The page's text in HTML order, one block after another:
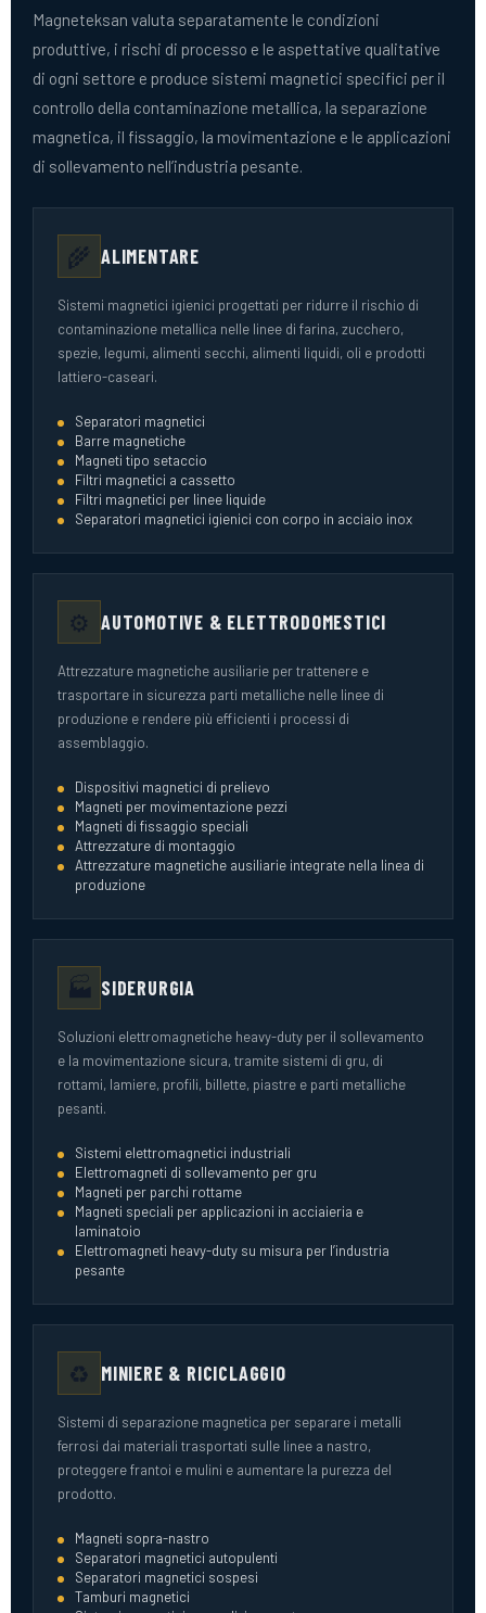
Magneteksan valuta separatamente le condizioni
produttive, i rischi di processo e le aspettative qualitative
di ogni settore e produce sistemi magnetici specifici per il
controllo della contaminazione metallica, la separazione
magnetica, il fissaggio, la movimentazione e le applicazioni
di sollevamento nell’industria pesante.
🌾 ALIMENTARE
Sistemi magnetici igienici progettati per ridurre il rischio di
contaminazione metallica nelle linee di farina, zucchero,
spezie, legumi, alimenti secchi, alimenti liquidi, oli e prodotti
lattiero-caseari.
Separatori magnetici
Barre magnetiche
Magneti tipo setaccio
Filtri magnetici a cassetto
Filtri magnetici per linee liquide
Separatori magnetici igienici con corpo in acciaio inox
⚙️ AUTOMOTIVE & ELETTRODOMESTICI
Attrezzature magnetiche ausiliarie per trattenere e
trasportare in sicurezza parti metalliche nelle linee di
produzione e rendere più efficienti i processi di
assemblaggio.
Dispositivi magnetici di prelievo
Magneti per movimentazione pezzi
Magneti di fissaggio speciali
Attrezzature di montaggio
Attrezzature magnetiche ausiliarie integrate nella linea di
produzione
🏭 SIDERURGIA
Soluzioni elettromagnetiche heavy-duty per il sollevamento
e la movimentazione sicura, tramite sistemi di gru, di
rottami, lamiere, profili, billette, piastre e parti metalliche
pesanti.
Sistemi elettromagnetici industriali
Elettromagneti di sollevamento per gru
Magneti per parchi rottame
Magneti speciali per applicazioni in acciaieria e
laminatoio
Elettromagneti heavy-duty su misura per l’industria
pesante
♻️ MINIERE & RICICLAGGIO
Sistemi di separazione magnetica per separare i metalli
ferrosi dai materiali trasportati sulle linee a nastro,
proteggere frantoi e mulini e aumentare la purezza del
prodotto.
Magneti sopra-nastro
Separatori magnetici autopulenti
Separatori magnetici sospesi
Tamburi magnetici